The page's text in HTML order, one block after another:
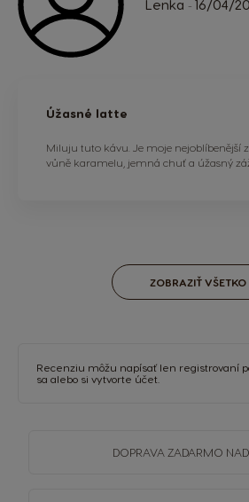
Lenka - 16/04/
Úžasné latte
Miluju tuto kávu. Je moje nejoblíbenější z
vůně karamelu, jemná chuť a úžasný
ZOBRAZIŤ VŠETKO
Recenziu môžu napísať len registrovaní
sa alebo si vytvorte účet
DOPRAVA ZADARMO